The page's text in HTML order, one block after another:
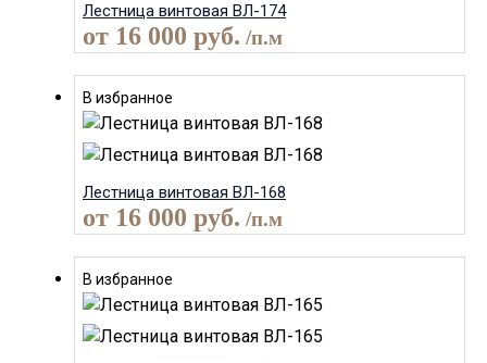
Лестница винтовая ВЛ-174
от 16 000 руб. /п.м
В избранное
Лестница винтовая ВЛ-168
от 16 000 руб. /п.м
В избранное